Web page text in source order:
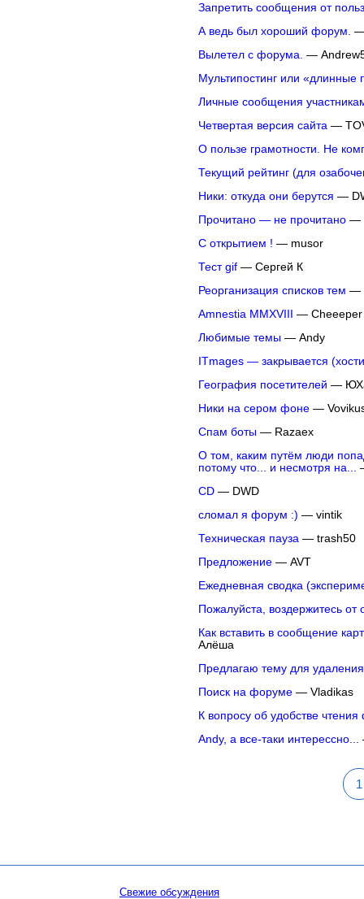
Запретить сообщения от
А ведь был хороший форум. —
Вылетел с форума. —
Мультипостинг или «длинные
Личные сообщения
Четвертая версия сайта —
О пользе грамотности. Не
Текущий рейтинг (для
Ники: откуда они берутся —
Прочитано — не прочитано—
С открытием ! — musor
Тест gif— Сергей К
Реорганизация списков тем —
Amnestia MMXVIII — Cheeeper
Любимые темы— Andy
ITmages — закрывается
География посетителей —
Ники на сером фоне—
Спам боты— Razaex
О том, каким путём люди
потому что... и несмотря на...
CD— DWD
сломал я форум :) — vintik
Техническая пауза — trash50
Предложение— AVT
Ежедневная сводка
Пожалуйста, воздержитесь
Как вставить в сообщение
Алёша
Предлагаю тему для удаления
Поиск на форуме— Vladikas
К вопросу об удобстве
Andy, а все-таки интерессно...
1
Свежие обсуждения